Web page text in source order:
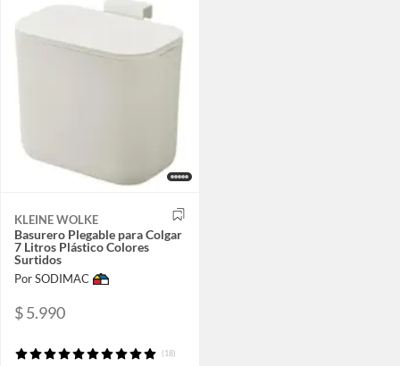
KLEINE WOLKE
Basurero Plegable para Colgar
7 Litros Plástico Colores
Surtidos
Por SODIMAC
$ 5.990
(18)